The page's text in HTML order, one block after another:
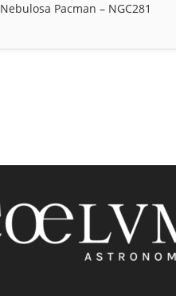
Nebulosa Pacman – NGC281